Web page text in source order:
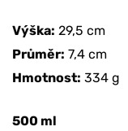
Výška: 29,5 cm
Průměr: 7,4 cm
Hmotnost: 334 g
500 ml